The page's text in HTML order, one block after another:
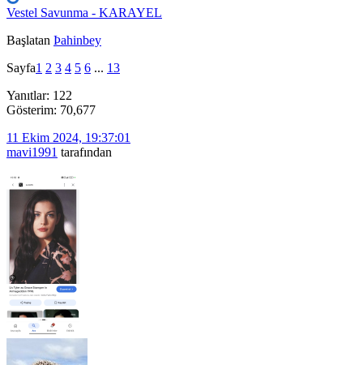
Vestel Savunma - KARAYEL
Başlatan Þahinbey
Sayfa1 2 3 4 5 6 ... 13
Yanıtlar: 122
Gösterim: 70,677
11 Ekim 2024, 19:37:01
mavi1991 tarafından